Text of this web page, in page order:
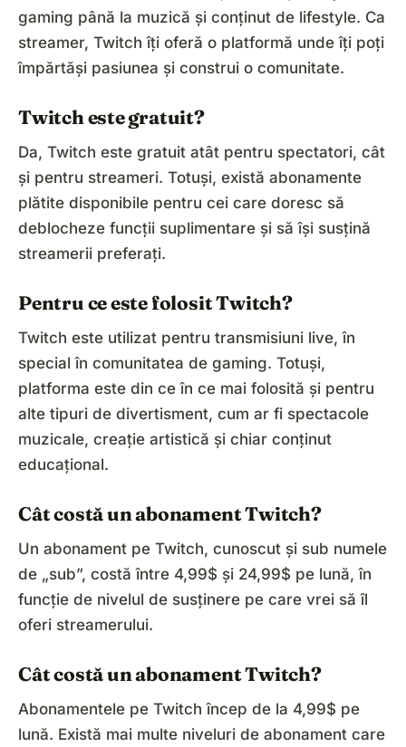
gaming până la muzică și conținut de lifestyle. Ca
streamer, Twitch îți oferă o platformă unde îți poți
împărtăși pasiunea și construi o comunitate.
Twitch este gratuit?
Da, Twitch este gratuit atât pentru spectatori, cât
și pentru streameri. Totuși, există abonamente
plătite disponibile pentru cei care doresc să
deblocheze funcții suplimentare și să își susțină
streamerii preferați.
Pentru ce este folosit Twitch?
Twitch este utilizat pentru transmisiuni live, în
special în comunitatea de gaming. Totuși,
platforma este din ce în ce mai folosită și pentru
alte tipuri de divertisment, cum ar fi spectacole
muzicale, creație artistică și chiar conținut
educațional.
Cât costă un abonament Twitch?
Un abonament pe Twitch, cunoscut și sub numele
de „sub”, costă între 4,99$ și 24,99$ pe lună, în
funcție de nivelul de susținere pe care vrei să îl
oferi streamerului.
Cât costă un abonament Twitch?
Abonamentele pe Twitch încep de la 4,99$ pe
lună. Există mai multe niveluri de abonament care